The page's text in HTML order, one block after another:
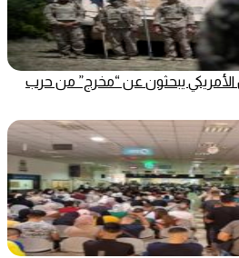
الأمريكي يبحثون عن “مخرج” من حرب